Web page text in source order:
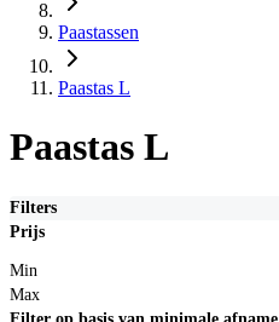
Paastassen
Paastas L
Paastas L
Filters
Prijs
Min
Max